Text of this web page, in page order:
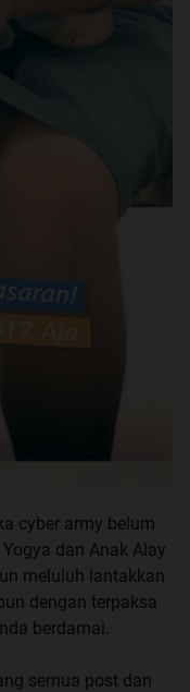
cyber army belum
dan Anak Alay
meluluh lantakkan
dengan terpaksa
berdamai.
semua post dan